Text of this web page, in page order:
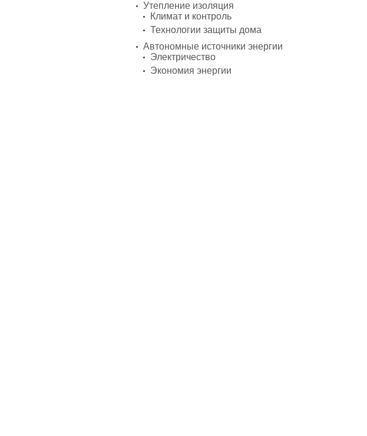
Утепление изоляция
Климат и контроль
Технологии защиты дома
Автономные источники энергии
Электричество
Экономия энергии